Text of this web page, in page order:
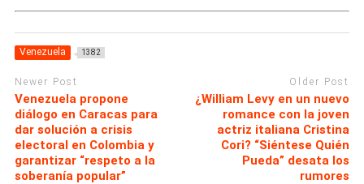
Venezuela 1382
Newer Post
Venezuela propone
diálogo en Caracas para
dar solución a crisis
electoral en Colombia y
garantizar “respeto a la
soberanía popular”
Older Post
¿William Levy en un nuevo
romance con la joven
actriz italiana Cristina
Cori? “Siéntese Quién
Pueda” desata los
rumores